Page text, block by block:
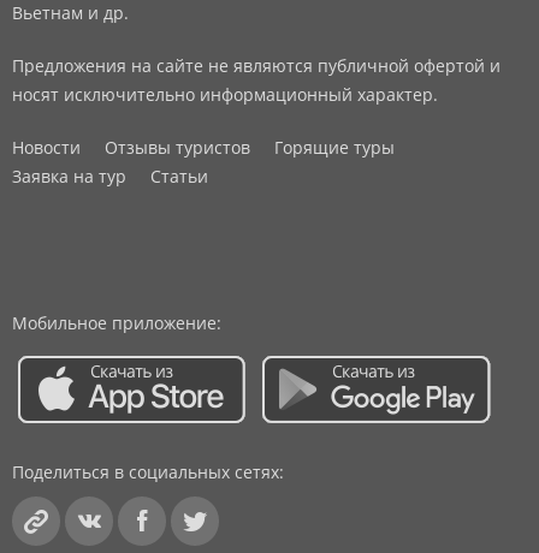
Вьетнам и др.
Предложения на сайте не являются публичной офертой и
носят исключительно информационный характер.
Новости Отзывы туристов
Горящие туры
Заявка на тур
Статьи
Мобильное приложение:
Поделиться в социальных сетях: